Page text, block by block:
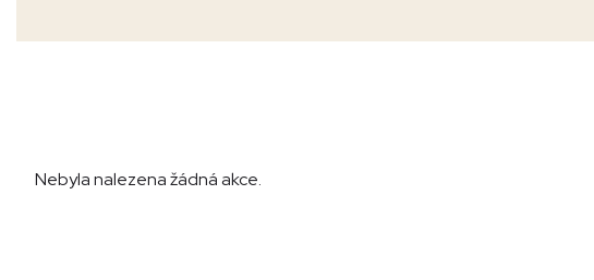
Nebyla nalezena žádná akce.